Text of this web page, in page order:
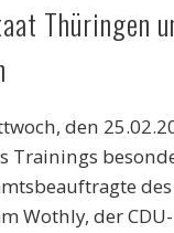
Thüringen
den
Trainings
Wothly, der